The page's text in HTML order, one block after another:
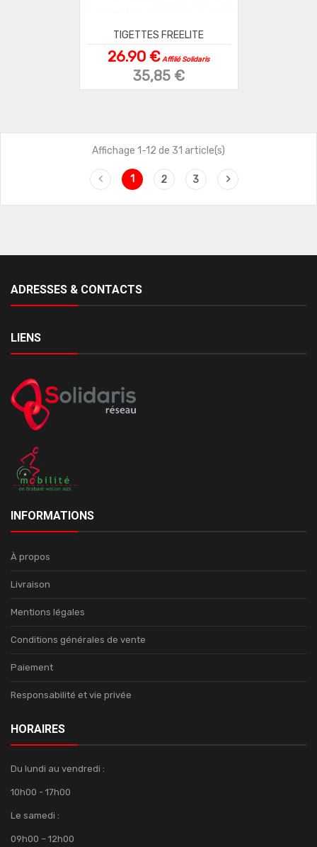
TIGETTES FREELITE
26.90 €Affilié Solidaris
35,85 €
Affichage 1-12 de 31 article(s)
 1 2 3 
ADRESSES & CONTACTS
LIENS
INFORMATIONS
À propos
Livraison
Mentions légales
Conditions générales de vente
Paiement
Responsabilité et vie privée
HORAIRES
Du lundi au vendredi :
10h00 - 17h00
Le samedi :
09h00 – 12h00